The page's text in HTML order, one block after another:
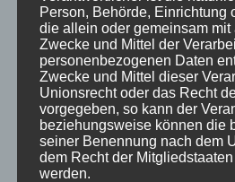
reagieren unberechenbar auf
Historische Stuckelemente —
Kassettendecken — verlieren
ihre Tiefenwirkung dauerhaft.
Salzausblühungen und instabile
eine gründliche Diagnose, bevor
angesetzt werden darf.
Person, Behörde, Einrichtung
die allein oder gemeinsam mit
Zwecke und Mittel der
personenbezogenen Daten
Zwecke und Mittel dieser
Unionsrecht oder das Recht
vorgegeben, so kann der
beziehungsweise können die
seiner Benennung nach dem
dem Recht der
werden.